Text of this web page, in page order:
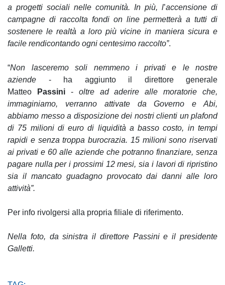
a progetti sociali nelle comunità. In più, l’accensione di
campagne di raccolta fondi on line permetterà a tutti di
sostenere le realtà a loro più vicine in maniera sicura e
facile rendicontando ogni centesimo raccolto”.
“Non lasceremo soli nemmeno i privati e le nostre
aziende - ha aggiunto il direttore generale
Matteo Passini- oltre ad aderire alle moratorie che,
immaginiamo, verranno attivate da Governo e Abi,
abbiamo messo a disposizione dei nostri clienti un plafond
di 75 milioni di euro di liquidità a basso costo, in tempi
rapidi e senza troppa burocrazia. 15 milioni sono riservati
ai privati e 60 alle aziende che potranno finanziare, senza
pagare nulla per i prossimi 12 mesi, sia i lavori di ripristino
sia il mancato guadagno provocato dai danni alle loro
attività”.
Per info rivolgersi alla propria filiale di riferimento.
Nella foto, da sinistra il direttore Passini e il presidente
Galletti.